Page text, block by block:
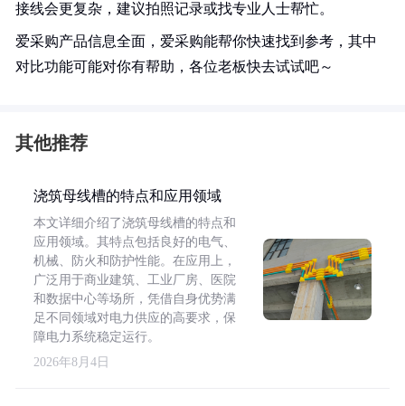
接线会更复杂，建议拍照记录或找专业人士帮忙。
爱采购产品信息全面，爱采购能帮你快速找到参考，其中
对比功能可能对你有帮助，各位老板快去试试吧～
其他推荐
浇筑母线槽的特点和应用领域
本文详细介绍了浇筑母线槽的特点和
应用领域。其特点包括良好的电气、
机械、防火和防护性能。在应用上，
广泛用于商业建筑、工业厂房、医院
和数据中心等场所，凭借自身优势满
足不同领域对电力供应的高要求，保
障电力系统稳定运行。
2026年8月4日